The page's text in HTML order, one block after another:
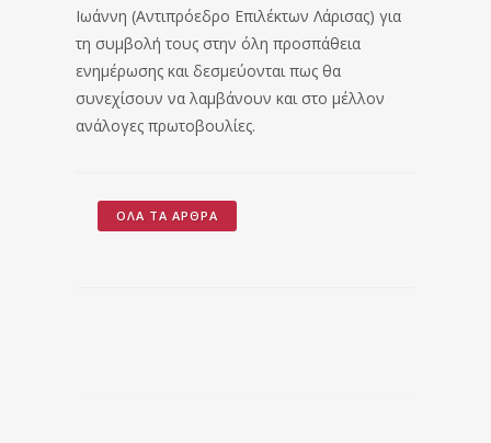
Ιωάννη (Αντιπρόεδρο Επιλέκτων Λάρισας) για
τη συμβολή τους στην όλη προσπάθεια
ενημέρωσης και δεσμεύονται πως θα
συνεχίσουν να λαμβάνουν και στο μέλλον
ανάλογες πρωτοβουλίες.
ΌΛΑ ΤΑ ΆΡΘΡΑ